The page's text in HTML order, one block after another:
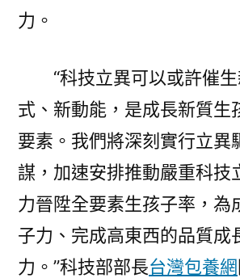
力。
“科技立異可以或許催生
式、新動能，是成長新質生
要素。我們將深刻實行立異
謀，加速安排推動嚴重科技
力晉陞全要素生孩子率，為
子力、完成高東西的品質成
力。”科技部部長台灣包養網